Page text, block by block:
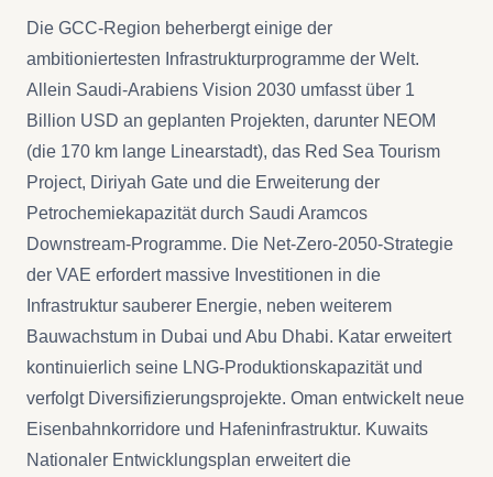
Die GCC-Region beherbergt einige der
ambitioniertesten Infrastrukturprogramme der Welt.
Allein Saudi-Arabiens Vision 2030 umfasst über 1
Billion USD an geplanten Projekten, darunter NEOM
(die 170 km lange Linearstadt), das Red Sea Tourism
Project, Diriyah Gate und die Erweiterung der
Petrochemiekapazität durch Saudi Aramcos
Downstream-Programme. Die Net-Zero-2050-Strategie
der VAE erfordert massive Investitionen in die
Infrastruktur sauberer Energie, neben weiterem
Bauwachstum in Dubai und Abu Dhabi. Katar erweitert
kontinuierlich seine LNG-Produktionskapazität und
verfolgt Diversifizierungsprojekte. Oman entwickelt neue
Eisenbahnkorridore und Hafeninfrastruktur. Kuwaits
Nationaler Entwicklungsplan erweitert die